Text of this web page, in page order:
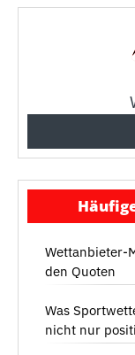
Wettanbieter-
den Quoten
Was
nicht nur